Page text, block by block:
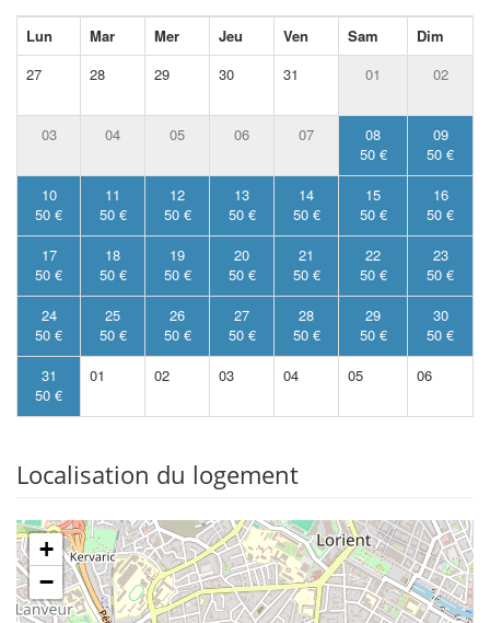
Lun Mar Mer Jeu Ven Sam
Dim
27
28 29 30 31 01 02
03 04 05 06 07
08
50 €
09
50 €
10
50 €
11
50 €
12
50 €
13
50 €
14
50 €
15
50 €
16
50 €
17
50 €
18
50 €
19
50 €
20
50 €
21
50 €
22
50 €
23
50 €
24
50 €
25
50 €
26
50 €
27
50 €
28
50 €
29
50 €
30
50 €
31
50 €
01 02 03 04 05 06
Localisation du logement
+
−